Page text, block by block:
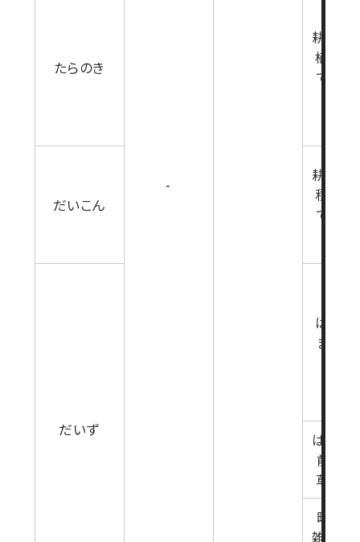
-
たらのき
耕起又
植7日
で(雑
だいこん
耕起又
種7日
で(雑
だいず
は種7
まで(
は種後
前ま
草生
畦間
雑草生